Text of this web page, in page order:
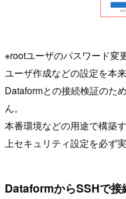
※rootユーザのパスワード変
ユーザ作成などの設定を本
Dataformとの接続検証のた
ん。
本番環境などの用途で構築
上セキュリティ設定を必ず
DataformからSSHで接